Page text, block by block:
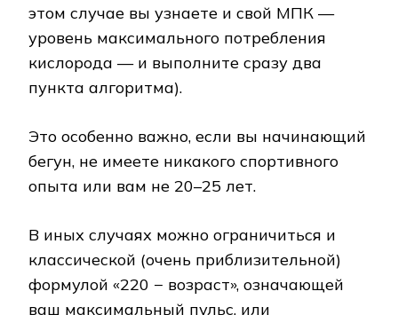
этом случае вы узнаете и свой МПК —
уровень максимального потребления
кислорода — и выполните сразу два
пункта алгоритма).
Это особенно важно, если вы начинающий
бегун, не имеете никакого спортивного
опыта или вам не 20–25 лет.
В иных случаях можно ограничиться и
классической (очень приблизительной)
формулой «220 − возраст», означающей
ваш максимальный пульс, или